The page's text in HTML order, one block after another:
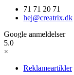
71 71 20 71
hej@creatrix.dk
Google anmeldelser
5.0
×
Reklameartikler